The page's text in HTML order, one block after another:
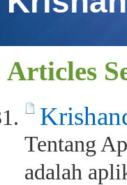
Articles
Tentang
adalah